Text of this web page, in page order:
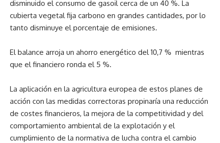
disminuido el consumo de gasoil cerca de un 40 %. La
cubierta vegetal fija carbono en grandes cantidades, por lo
tanto disminuye el porcentaje de emisiones.
El balance arroja un ahorro energético del 10,7 % mientras
que el financiero ronda el 5 %.
La aplicación en la agricultura europea de estos planes de
acción con las medidas correctoras propinaría una reducción
de costes financieros, la mejora de la competitividad y del
comportamiento ambiental de la explotación y el
cumplimiento de la normativa de lucha contra el cambio